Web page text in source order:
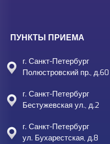
ПУНКТЫ ПРИЕМА
г. Санкт-Петербург
Полюстровский пр., д.60
г. Санкт-Петербург
Бестужевская ул., д.2
г. Санкт-Петербург
ул. Бухарестская, д.8